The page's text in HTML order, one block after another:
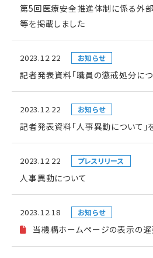
第5回医療安全推進体制に係る外
等を掲載しました
2023.12.22 お知らせ
記者発表資料「職員の懲戒処分につ
2023.12.22 お知らせ
記者発表資料「人事異動について」
2023.12.22 プレスリリース
人事異動について
2023.12.18 お知らせ
当機構ホームページの表示の遅